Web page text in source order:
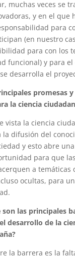
muchas veces se
y en el que
para
(en nuestro
para con los
funcional) y para
desarrolla el
promesas y
la ciencia
vista la ciencia
la difusión del
y esto abre una
para que
a temáticas
ocultas, para
son las principales
desarrollo de la
la barrera es la